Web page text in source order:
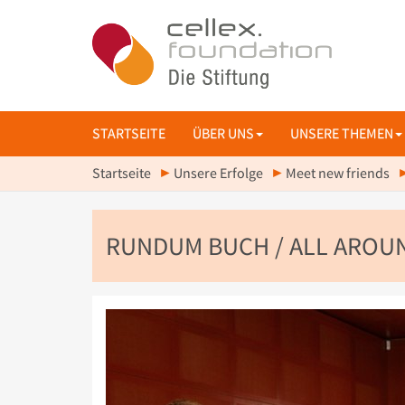
STARTSEITE ÜBER UNS UNSERE THEMEN
Startseite Unsere Erfolge Meet new friends
RUNDUM BUCH / ALL